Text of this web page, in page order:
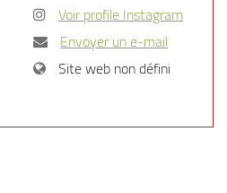
Voir profile Instagram
Envoyer un e-mail
Site web non défini